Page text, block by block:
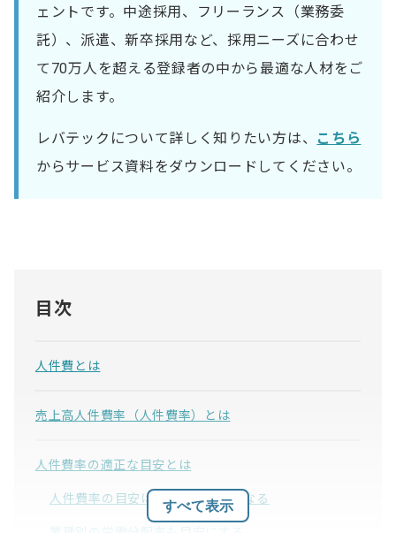
ェントです。中途採用、フリーランス（業務委
託）、派遣、新卒採用など、採用ニーズに合わせ
て70万人を超える登録者の中から最適な人材をご
紹介します。
レバテックについて詳しく知りたい方は、 こちら
からサービス資料をダウンロードしてください。
目次
人件費とは
売上高人件費率（人件費率）とは
人件費率の適正な目安とは
人件費率の目安は業種によって異なる
すべて表示